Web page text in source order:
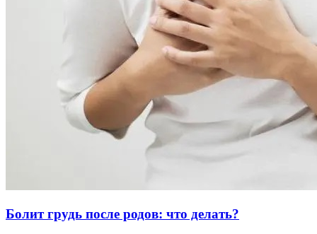
Болит грудь после родов: что делать?